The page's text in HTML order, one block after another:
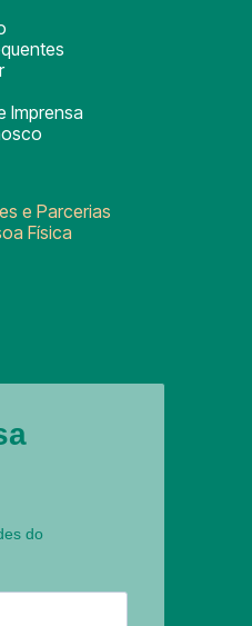
Imprensa
e Parcerias
Física